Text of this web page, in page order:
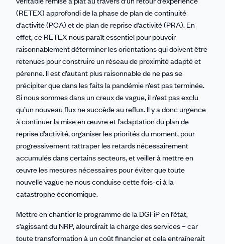
(RETEX) approfondi de la phase de plan de continuité
d’activité (PCA) et de plan de reprise d’activité (PRA). En
effet, ce RETEX nous paraît essentiel pour pouvoir
raisonnablement déterminer les orientations qui doivent être
retenues pour construire un réseau de proximité adapté et
pérenne. Il est d’autant plus raisonnable de ne pas se
précipiter que dans les faits la pandémie n’est pas terminée.
Si nous sommes dans un creux de vague, il n’est pas exclu
qu’un nouveau flux ne succède au reflux. Il y a donc urgence
à continuer la mise en œuvre et l’adaptation du plan de
reprise d’activité, organiser les priorités du moment, pour
progressivement rattraper les retards nécessairement
accumulés dans certains secteurs, et veiller à mettre en
œuvre les mesures nécessaires pour éviter que toute
nouvelle vague ne nous conduise cette fois-ci à la
catastrophe économique.
Mettre en chantier le programme de la DGFiP en l’état,
s’agissant du NRP, alourdirait la charge des services – car
toute transformation à un coût financier et cela entraînerait